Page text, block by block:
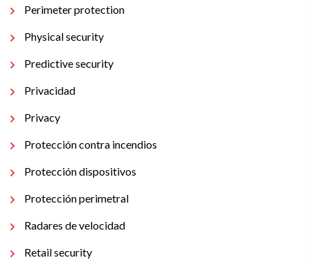
Perimeter protection
Physical security
Predictive security
Privacidad
Privacy
Protección contra incendios
Protección dispositivos
Protección perimetral
Radares de velocidad
Retail security